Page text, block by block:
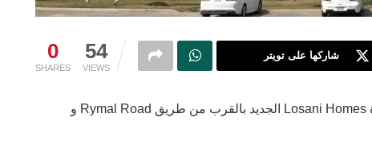
0
SHARES
54
VIEWS
شاركها على تويتر
اندلع حريق حريق هائل في مشروع بناء منازل جديدة Losani Homes الجديد بالقرب من طريق Rymal Road و